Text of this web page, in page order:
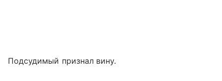
Подсудимый признал вину.